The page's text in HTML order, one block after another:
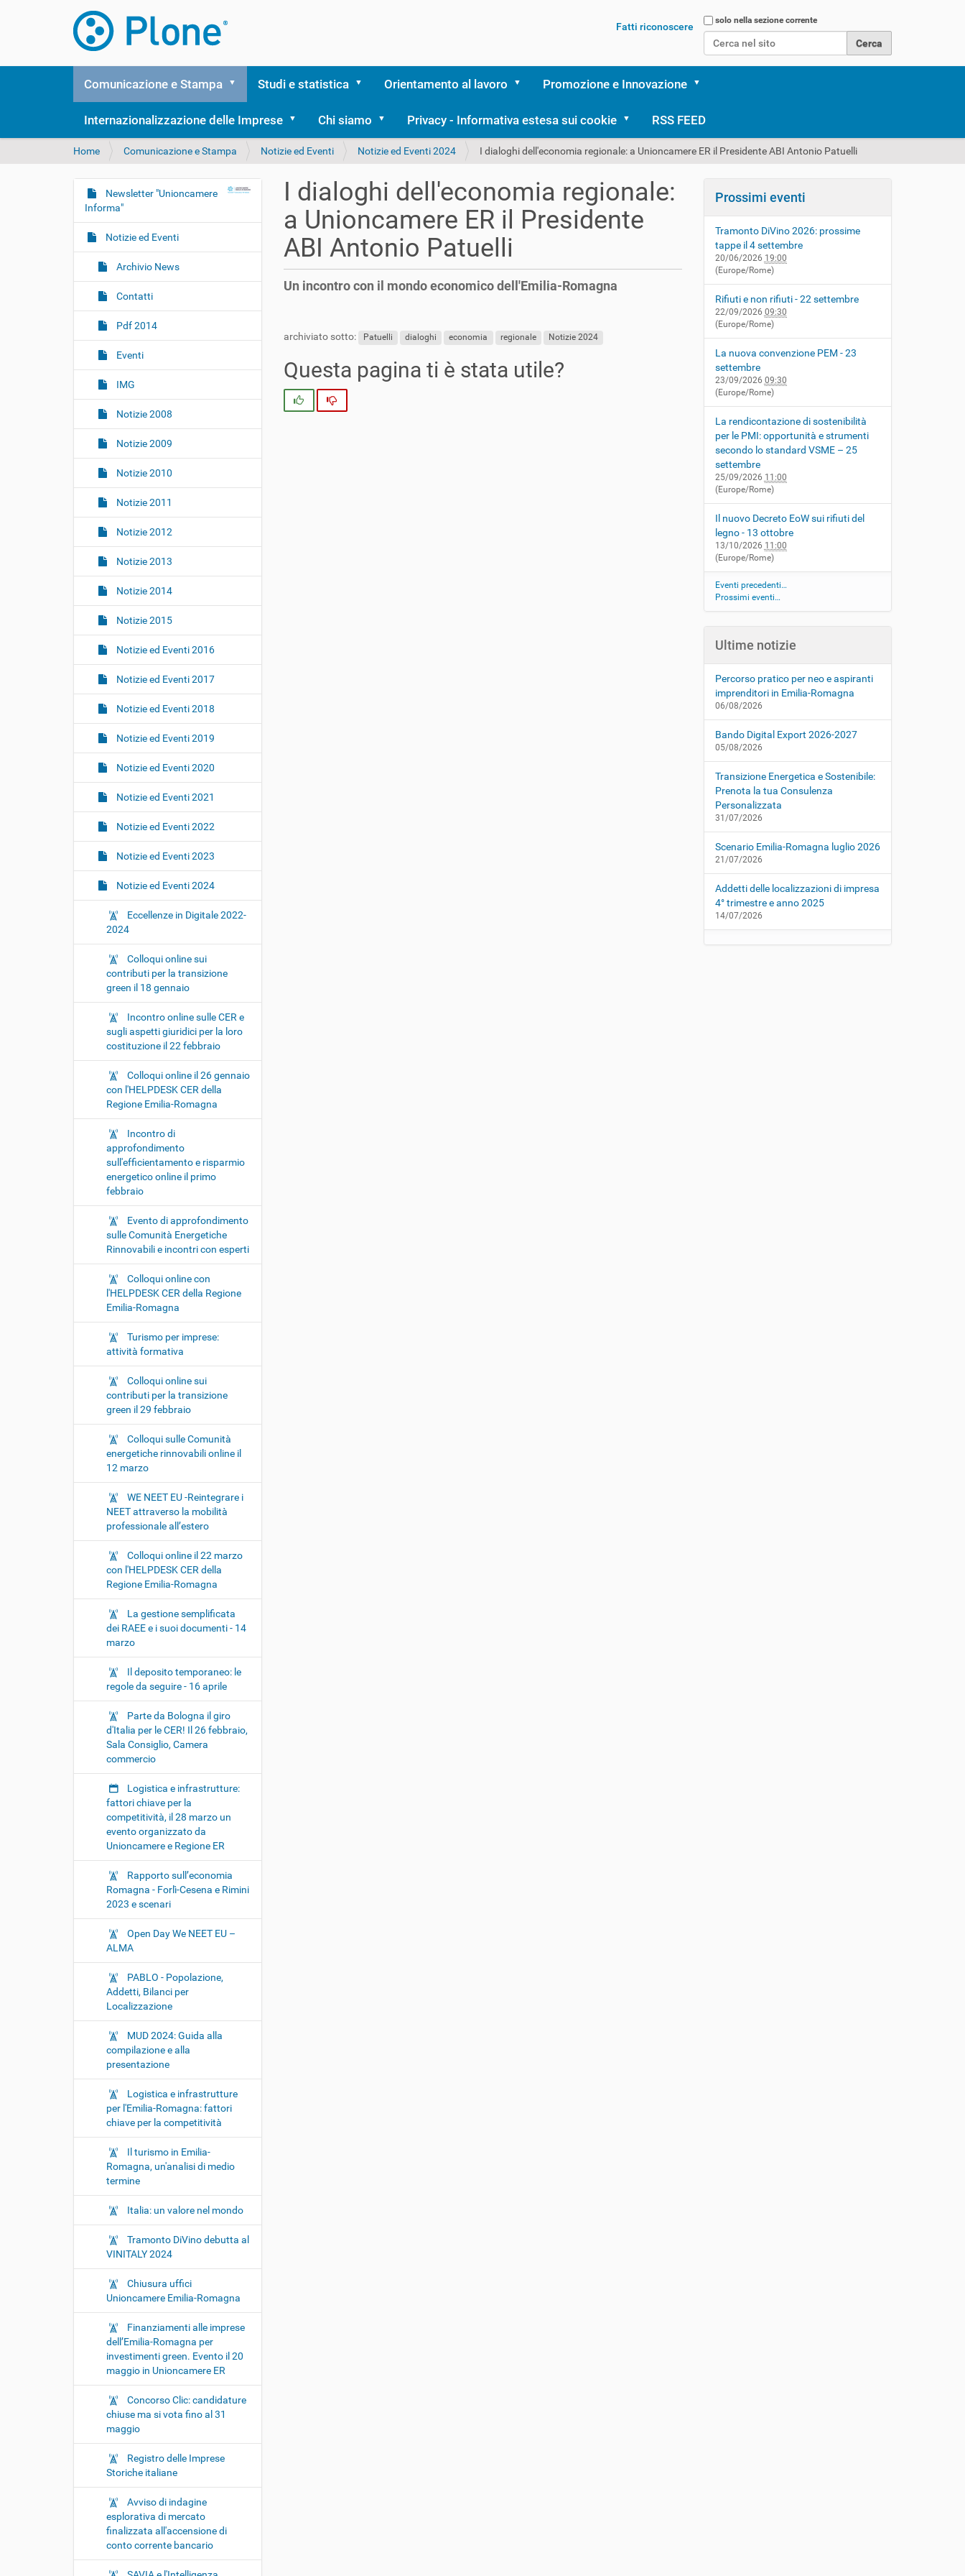
Cerca nel sito
solo nella sezione corrente
Fatti riconoscere
Comunicazione e Stampa Studi e statistica Orientamento al lavoro Promozione e Innovazione
Internazionalizzazione delle Imprese Chi siamo Privacy - Informativa estesa sui cookie RSS FEED
T
s
q
i
Home Comunicazione e Stampa Notizie ed Eventi Notizie ed Eventi 2024 I dialoghi dell'economia regionale: a Unioncamere ER il Presidente ABI Antonio Patuelli
I dialoghi dell'economia regionale:
a Unioncamere ER il Presidente
ABI Antonio Patuelli
Un incontro con il mondo economico dell'Emilia-Romagna
archiviato sotto: Patuelli dialoghi economia regionale Notizie 2024
Questa pagina ti è stata utile?
Si
N
a
v
i
a
o
Newsletter "Unioncamere
Informa"
Notizie ed Eventi
Archivio News
Contatti
Pdf 2014
Eventi
IMG
Notizie 2008
Notizie 2009
Notizie 2010
Notizie 2011
Notizie 2012
Notizie 2013
Notizie 2014
Notizie 2015
Notizie ed Eventi 2016
Notizie ed Eventi 2017
Notizie ed Eventi 2018
Notizie ed Eventi 2019
Notizie ed Eventi 2020
Notizie ed Eventi 2021
Notizie ed Eventi 2022
Notizie ed Eventi 2023
Notizie ed Eventi 2024
Eccellenze in Digitale 2022-
2024
Colloqui online sui
contributi per la transizione
green il 18 gennaio
Incontro online sulle CER e
sugli aspetti giuridici per la loro
costituzione il 22 febbraio
Colloqui online il 26 gennaio
con l'HELPDESK CER della
Regione Emilia-Romagna
Incontro di
approfondimento
sull'efficientamento e risparmio
energetico online il primo
febbraio
Evento di approfondimento
sulle Comunità Energetiche
Rinnovabili e incontri con esperti
Colloqui online con
l'HELPDESK CER della Regione
Emilia-Romagna
Turismo per imprese:
attività formativa
Colloqui online sui
contributi per la transizione
green il 29 febbraio
Colloqui sulle Comunità
energetiche rinnovabili online il
12 marzo
WE NEET EU -Reintegrare i
NEET attraverso la mobilità
professionale all’estero
Colloqui online il 22 marzo
con l'HELPDESK CER della
Regione Emilia-Romagna
La gestione semplificata
dei RAEE e i suoi documenti - 14
marzo
Il deposito temporaneo: le
regole da seguire - 16 aprile
Parte da Bologna il giro
d'Italia per le CER! Il 26 febbraio,
Sala Consiglio, Camera
commercio
Logistica e infrastrutture:
fattori chiave per la
competitività, il 28 marzo un
evento organizzato da
Unioncamere e Regione ER
Rapporto sull’economia
Romagna - Forlì-Cesena e Rimini
2023 e scenari
Open Day We NEET EU –
ALMA
PABLO - Popolazione,
Addetti, Bilanci per
Localizzazione
MUD 2024: Guida alla
compilazione e alla
presentazione
Logistica e infrastrutture
per l'Emilia-Romagna: fattori
chiave per la competitività
Il turismo in Emilia-
Romagna, un'analisi di medio
termine
Italia: un valore nel mondo
Tramonto DiVino debutta al
VINITALY 2024
Chiusura uffici
Unioncamere Emilia-Romagna
Finanziamenti alle imprese
dell’Emilia-Romagna per
investimenti green. Evento il 20
maggio in Unioncamere ER
Concorso Clic: candidature
chiuse ma si vota fino al 31
maggio
Registro delle Imprese
Storiche italiane
Avviso di indagine
esplorativa di mercato
finalizzata all'accensione di
conto corrente bancario
Prossimi eventi
Tramonto DiVino 2026: prossime
tappe il 4 settembre
20/06/2026 19:00
(Europe/Rome)
Rifiuti e non rifiuti - 22 settembre
22/09/2026 09:30
(Europe/Rome)
La nuova convenzione PEM - 23
settembre
23/09/2026 09:30
(Europe/Rome)
La rendicontazione di sostenibilità
per le PMI: opportunità e strumenti
secondo lo standard VSME – 25
settembre
25/09/2026 11:00
(Europe/Rome)
Il nuovo Decreto EoW sui rifiuti del
legno - 13 ottobre
13/10/2026 11:00
(Europe/Rome)
Eventi precedenti…
Prossimi eventi…
Ultime notizie
Percorso pratico per neo e aspiranti
imprenditori in Emilia-Romagna
06/08/2026
Bando Digital Export 2026-2027
05/08/2026
Transizione Energetica e Sostenibile:
Prenota la tua Consulenza
Personalizzata
31/07/2026
Scenario Emilia-Romagna luglio 2026
21/07/2026
Addetti delle localizzazioni di impresa
4° trimestre e anno 2025
14/07/2026